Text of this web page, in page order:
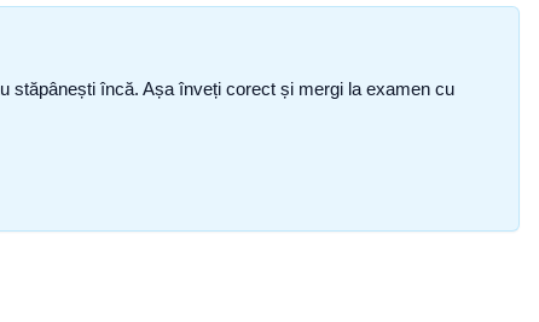
stăpânești încă. Așa înveți corect și mergi la examen cu